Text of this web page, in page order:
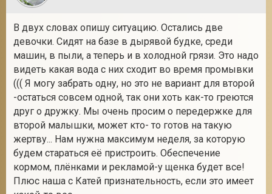
В двух словах опишу ситуацию. Остались две
девочки. Сидят на базе в дырявой будке, среди
машин, в пыли, а теперь и в холодной грязи. Это надо
видеть какая вода с них сходит во время промывки
((( Я могу забрать одну, но это не вариант для второй
-остаться совсем одной, так они хоть как-то греются
друг о дружку. Мы очень просим о передержке для
второй малышки, может кто- то готов на такую
жертву... Нам нужна максимум неделя, за которую
будем стараться её пристроить. Обеспечение
кормом, плёнками и рекламой-у щенка будет все!
Плюс наша с Катей признательность, если это имеет